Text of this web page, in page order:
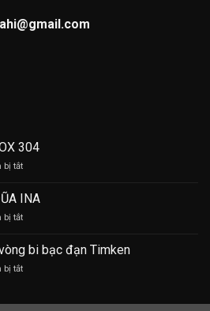
304
bị tắtở
ĐỠ
Ổ
BI
304
INA
bị tắtở
BI
KIM
ĐŨA
bi bạc đạn Timken
bị tắtở